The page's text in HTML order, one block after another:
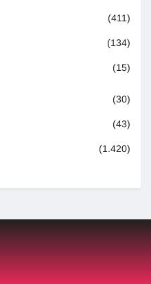
(411)
(134)
(15)
(30)
(43)
(1.420)